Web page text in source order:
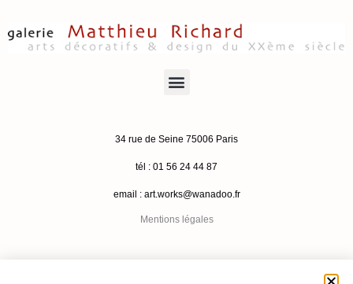
34 rue de Seine 75006 Paris
tél : 01 56 24 44 87
email : art.works@wanadoo.fr
Mentions légales